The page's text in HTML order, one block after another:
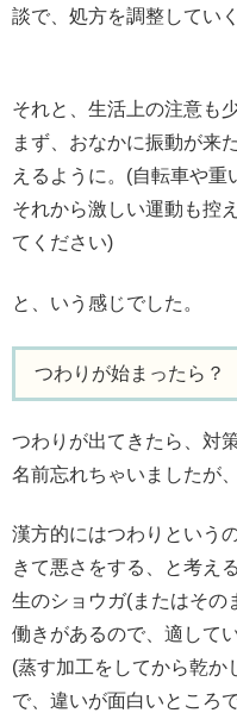
談で、処方を調整してい
それと、生活上の注意も
まず、おなかに振動が来
えるように。(自転車や重
それから激しい運動も控
てください)
と、いう感じでした。
つわりが始まったら？
つわりが出てきたら、対
名前忘れちゃいましたが
漢方的にはつわりという
きて悪さをする、と考え
生のショウガ(またはその
働きがあるので、適して
(蒸す加工をしてから乾か
で、違いが面白いところ